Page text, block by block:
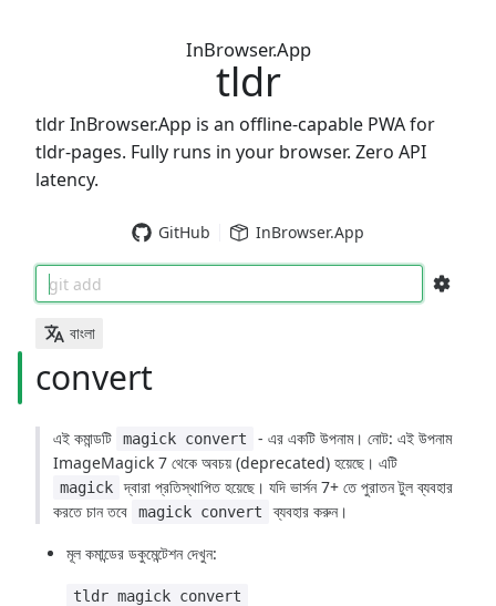
InBrowser.App
tldr
tldr InBrowser.App is an offline-capable PWA for
tldr-pages. Fully runs in your browser. Zero API
latency.
GitHub InBrowser.App
git add
বাংলা
convert
এই কমান্ডটি magick convert
- এর একটি উপনাম। নোট: এই উপনাম
ImageMagick 7 থেকে অবচয় (deprecated) হয়েছে। এটি
magick দ্বারা প্রতিস্থাপিত হয়েছে। যদি ভার্সন 7+ তে পুরাতন টুল ব্যবহার
করতে চান তবে
magick convert
ব্যবহার করুন।
মূল কমান্ডের ডকুমেন্টেশন দেখুন:
tldr magick convert